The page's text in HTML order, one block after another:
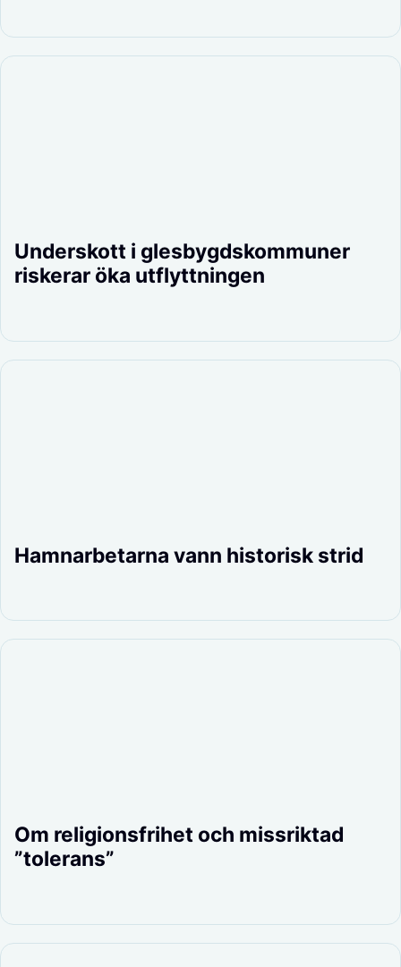
Underskott i glesbygdskommuner
riskerar öka utflyttningen
Hamnarbetarna vann historisk strid
Om religionsfrihet och missriktad
”tolerans”